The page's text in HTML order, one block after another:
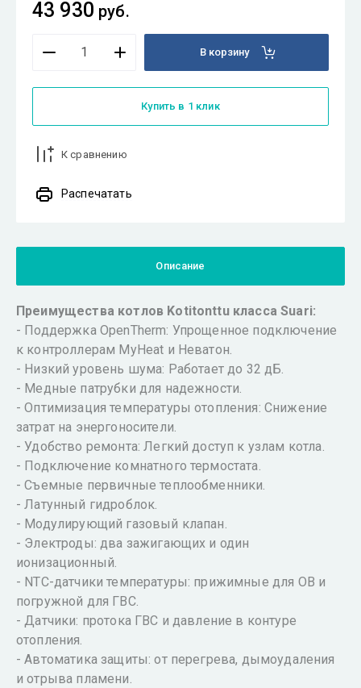
43 930 руб.
В корзину
Купить в 1 клик
К сравнению
Распечатать
Описание
Преимущества котлов Kotitonttu класса Suari:
- Поддержка OpenTherm: Упрощенное подключение
к контроллерам MyHeat и Неватон.
- Низкий уровень шума: Работает до 32 дБ.
- Медные патрубки для надежности.
- Оптимизация температуры отопления: Снижение
затрат на энергоносители.
- Удобство ремонта: Легкий доступ к узлам котла.
- Подключение комнатного термостата.
- Съемные первичные теплообменники.
- Латунный гидроблок.
- Модулирующий газовый клапан.
- Электроды: два зажигающих и один
ионизационный.
- NTC-датчики температуры: прижимные для ОВ и
погружной для ГВС.
- Датчики: протока ГВС и давление в контуре
отопления.
- Автоматика защиты: от перегрева, дымоудаления
и отрыва пламени.